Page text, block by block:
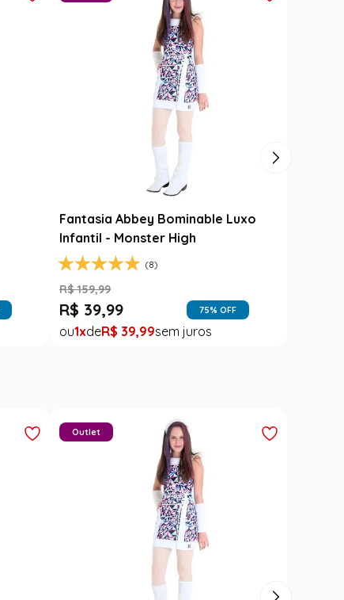
Fantasia Abbey Bominable Luxo
Infantil - Monster High
(8)
R$ 159,99
R$ 39,99 75% OFF
1 R$ 39,99
Outlet